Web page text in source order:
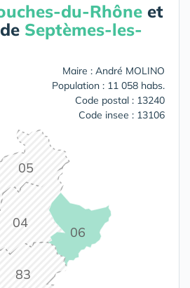
du-Rhône et
Septèmes-les-
Maire : André MOLINO
Population : 11 058 habs.
Code postal : 13240
Code insee : 13106
04
05
06
83